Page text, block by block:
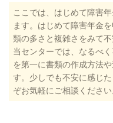
ここでは、はじめて障害
ます。はじめて障害年金
類の多さと複雑さをみて
当センターでは、なるべ
を第一に書類の作成方法
す。少しでも不安に感じ
ぞお気軽にご相談ください